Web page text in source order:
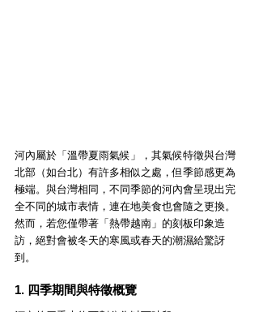
河內屬於「溫帶夏雨氣候」，其氣候特徵與台灣
北部（如台北）有許多相似之處，但季節感更為
極端。與台灣相同，不同季節的河內會呈現出完
全不同的城市表情，連在地美食也會隨之更換。
然而，若您僅帶著「熱帶越南」的刻板印象造
訪，絕對會被冬天的寒風或春天的潮濕給驚訝
到。
1. 四季期間與特徵概覽